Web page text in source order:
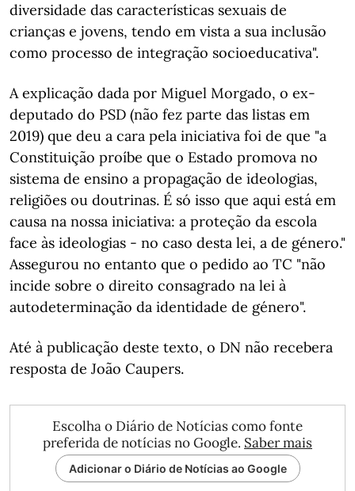
diversidade das características sexuais de
crianças e jovens, tendo em vista a sua inclusão
como processo de integração socioeducativa".
A explicação dada por Miguel Morgado, o ex-
deputado do PSD (não fez parte das listas em
2019) que deu a cara pela iniciativa foi de que "a
Constituição proíbe que o Estado promova no
sistema de ensino a propagação de ideologias,
religiões ou doutrinas. É só isso que aqui está em
causa na nossa iniciativa: a proteção da escola
face às ideologias - no caso desta lei, a de género."
Assegurou no entanto que o pedido ao TC "não
incide sobre o direito consagrado na lei à
autodeterminação da identidade de género".
Até à publicação deste texto, o DN não recebera
resposta de João Caupers.
Escolha o Diário de Notícias como fonte
preferida de notícias no Google. Saber mais
Adicionar o Diário de Notícias ao Google